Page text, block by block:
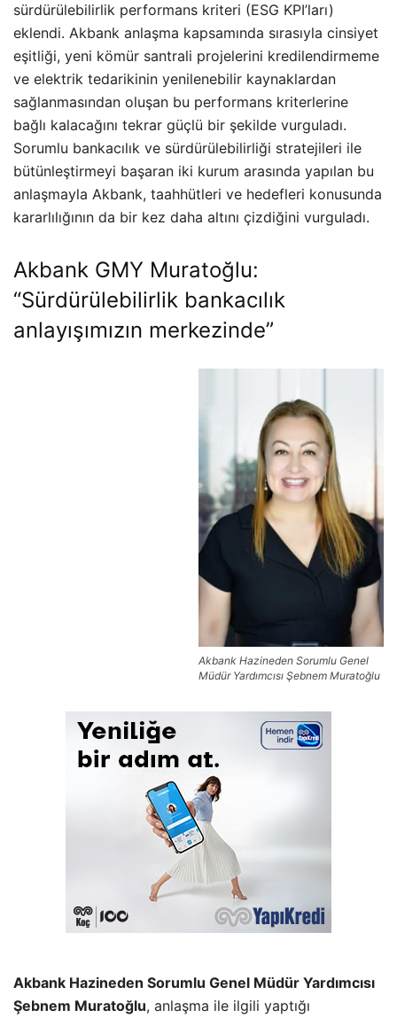
sürdürülebilirlik performans kriteri (ESG KPI’ları)
eklendi. Akbank anlaşma kapsamında sırasıyla cinsiyet
eşitliği, yeni kömür santrali projelerini kredilendirmeme
ve elektrik tedarikinin yenilenebilir kaynaklardan
sağlanmasından oluşan bu performans kriterlerine
bağlı kalacağını tekrar güçlü bir şekilde vurguladı.
Sorumlu bankacılık ve sürdürülebilirliği stratejileri ile
bütünleştirmeyi başaran iki kurum arasında yapılan bu
anlaşmayla Akbank, taahhütleri ve hedefleri konusunda
kararlılığının da bir kez daha altını çizdiğini vurguladı.
Akbank GMY Muratoğlu:
“Sürdürülebilirlik bankacılık
anlayışımızın merkezinde”
Akbank Hazineden Sorumlu Genel
Müdür Yardımcısı Şebnem Muratoğlu
Akbank Hazineden Sorumlu Genel Müdür Yardımcısı
Şebnem Muratoğlu, anlaşma ile ilgili yaptığı